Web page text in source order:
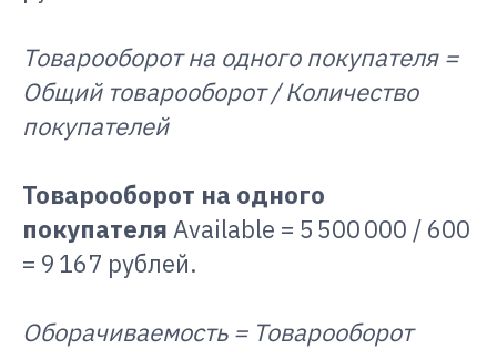
Товарооборот на одного покупателя =
Общий товарооборот / Количество
покупателей
Товарооборот на одного
покупателя Available = 5 500 000 / 600
= 9 167 рублей.
Оборачиваемость = Товарооборот